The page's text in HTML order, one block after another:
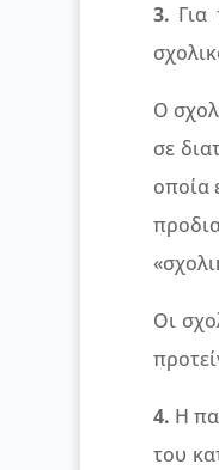
3.
Ο
σε
οποία
Οι
4. Η
του